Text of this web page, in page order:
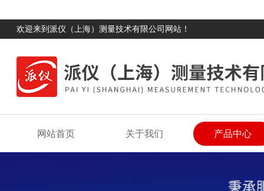
欢迎来到派仪（上海）测量技术有限公司网站！
网站首页 关于我们 产品中心